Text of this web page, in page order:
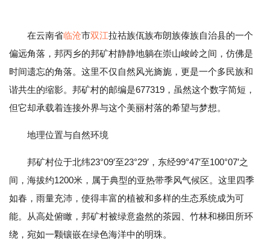
在云南省临沧市双江拉祜族佤族布朗族傣族自治县的一个
偏远角落，邦丙乡的邦矿村静静地躺在崇山峻岭之间，仿佛是
时间遗忘的角落。这里不仅自然风光旖旎，更是一个多民族和
谐共生的缩影。邦矿村的邮编是677319，虽然这个数字简短，
但它却承载着连接外界与这个美丽村落的希望与梦想。
地理位置与自然环境
邦矿村位于北纬23°09′至23°29′，东经99°47′至100°07′之
间，海拔约1200米，属于典型的亚热带季风气候区。这里四季
如春，雨量充沛，使得丰富的植被和多样的生态系统成为可
能。从高处俯瞰，邦矿村被绿意盎然的茶园、竹林和梯田所环
绕，宛如一颗镶嵌在绿色海洋中的明珠。